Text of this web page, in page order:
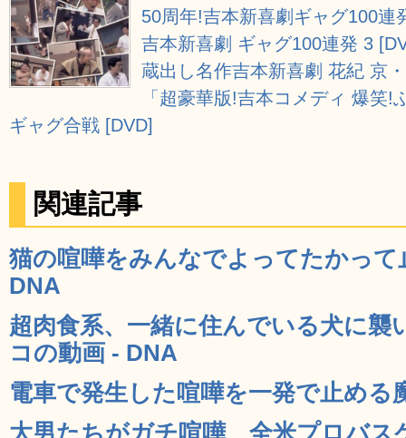
50周年!吉本新喜劇ギャグ100連
吉本新喜劇 ギャグ100連発 3
蔵出し名作吉本新喜劇 花紀 京
「超豪華版!吉本コメディ 爆笑
ギャグ合戦 [DVD]
関連記事
猫の喧嘩をみんなでよってたかっ
DNA
超肉食系、一緒に住んでいる犬に襲
コの動画 - DNA
電車で発生した喧嘩を一発で止める
大男たちがガチ喧嘩、全米プロバ